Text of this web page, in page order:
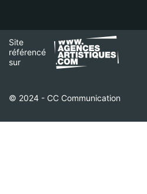
Site
référencé
sur
© 2024 - CC Communication